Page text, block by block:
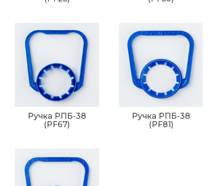
Ручка РПБ-38
(PF67)
Ручка РПБ-38
(PF81)